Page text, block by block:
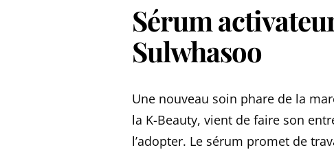
Sérum
Sulwhasoo
Une nouveau soin phare de la
la K-Beauty, vient de faire son
l’adopter. Le sérum promet de